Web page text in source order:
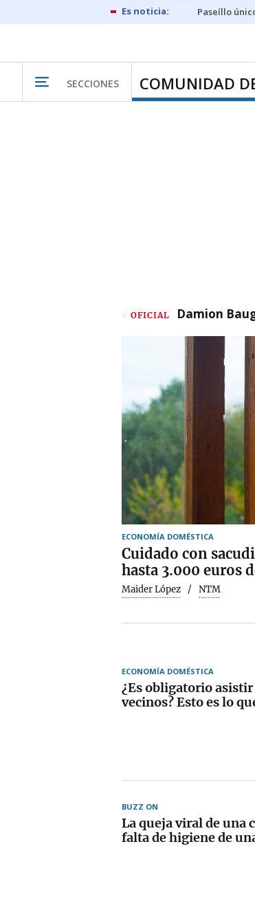
Paseíllo
SECCIONES COMUNIDAD
OFICIAL Damion
ECONOMÍA DOMÉSTICA
Cuidado con
hasta 3.000 euros
Maider López NTM
ECONOMÍA DOMÉSTICA
¿Es obligatorio
vecinos? Esto es lo
BUZZ ON
La queja viral de una
falta de higiene de